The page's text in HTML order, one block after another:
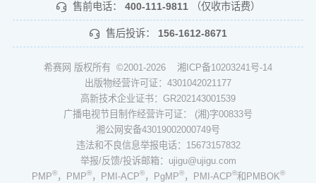
售前电话： 400-111-9811 （仅收市话费）
售后投诉： 156-1612-8671
希赛网 版权所有 ©2001-2026 湘ICP备10203241号-14
出版物经营许可证：4301042021177
高新技术企业证书：GR202143001539
广播电视节目制作经营许可证： (湘)字00833号
湘公网安备43019002000749号
违法和不良信息举报电话：15673157832
举报/反馈/投诉邮箱：ujigu@ujigu.com
PMP®，PMP®，PMI-ACP®，PgMP®，PMI-ACP®和PMBOK®